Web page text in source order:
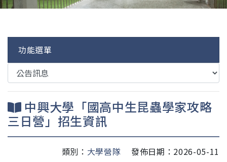
功能選單
中興大學「國高中生昆蟲學家攻略
三日營」招生資訊
類別： 大學營隊 發佈日期：2026-05-11